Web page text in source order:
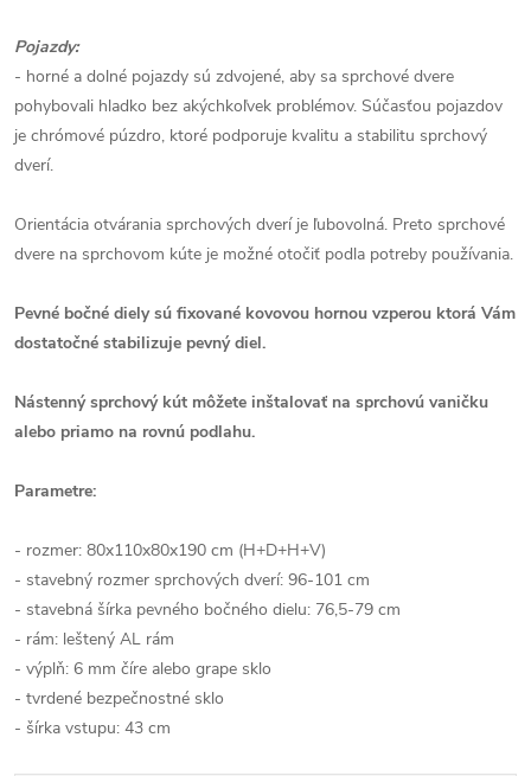
Pojazdy:
- horné a dolné pojazdy sú zdvojené, aby sa sprchové dvere
pohybovali hladko bez akýchkoľvek problémov. Súčasťou pojazdov
je chrómové púzdro, ktoré podporuje kvalitu a stabilitu sprchový
dverí.
Orientácia otvárania sprchových dverí je ľubovolná. Preto sprchové
dvere na sprchovom kúte je možné otočiť podla potreby používania.
Pevné bočné diely sú fixované kovovou hornou vzperou ktorá Vám
dostatočné stabilizuje pevný diel.
Nástenný sprchový kút môžete inštalovať na sprchovú vaničku
alebo priamo na rovnú podlahu.
Parametre:
- rozmer: 80x110x80x190 cm (H+D+H+V)
- stavebný rozmer sprchových dverí: 96-101 cm
- stavebná šírka pevného bočného dielu: 76,5-79 cm
- rám: leštený AL rám
- výplň: 6 mm číre alebo grape sklo
- tvrdené bezpečnostné sklo
- šírka vstupu: 43 cm